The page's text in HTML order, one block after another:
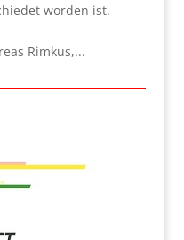
worden ist.
Rimkus,...